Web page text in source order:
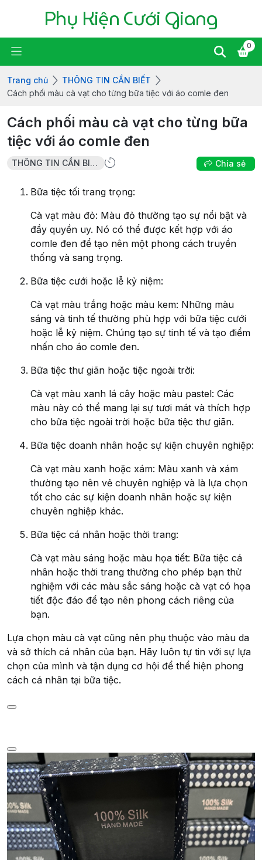
Phụ Kiện Cưới Giang
0
Trang chủ
THÔNG TIN CẦN BIẾT
Cách phối màu cà vạt cho từng bữa tiệc với áo comle đen
Cách phối màu cà vạt cho từng bữa
tiệc với áo comle đen
THÔNG TIN CẦN BIẾT Chia sẻ
Bữa tiệc tối trang trọng:
Cà vạt màu đỏ: Màu đỏ thường tạo sự nổi bật và
đầy quyền uy. Nó có thể được kết hợp với áo
comle đen để tạo nên một phong cách truyền
thống và sang trọng.
Bữa tiệc cưới hoặc lễ kỷ niệm:
Cà vạt màu trắng hoặc màu kem: Những màu
sáng và tinh tế thường phù hợp với bữa tiệc cưới
hoặc lễ kỷ niệm. Chúng tạo sự tinh tế và tạo điểm
nhấn cho áo comle đen.
Bữa tiệc thư giãn hoặc tiệc ngoài trời:
Cà vạt màu xanh lá cây hoặc màu pastel: Các
màu này có thể mang lại sự tươi mát và thích hợp
cho bữa tiệc ngoài trời hoặc bữa tiệc thư giãn.
Bữa tiệc doanh nhân hoặc sự kiện chuyên nghiệp:
Cà vạt màu xanh hoặc xám: Màu xanh và xám
thường tạo nên vẻ chuyên nghiệp và là lựa chọn
tốt cho các sự kiện doanh nhân hoặc sự kiện
chuyên nghiệp khác.
Bữa tiệc cá nhân hoặc thời trang:
Cà vạt màu sáng hoặc màu họa tiết: Bữa tiệc cá
nhân hoặc thời trang thường cho phép bạn thử
nghiệm với các màu sắc sáng hoặc cà vạt có họa
tiết độc đáo để tạo nên phong cách riêng của
bạn.
Lựa chọn màu cà vạt cũng nên phụ thuộc vào màu da
và sở thích cá nhân của bạn. Hãy luôn tự tin với sự lựa
chọn của mình và tận dụng cơ hội để thể hiện phong
cách cá nhân tại bữa tiệc.